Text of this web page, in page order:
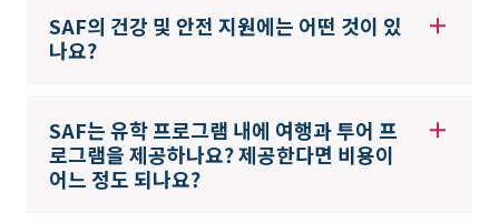
SAF의 건강 및 안전 지원에는 어떤 것이 있
나요?
SAF는 유학 프로그램 내에 여행과 투어 프
로그램을 제공하나요? 제공한다면 비용이
어느 정도 되나요?